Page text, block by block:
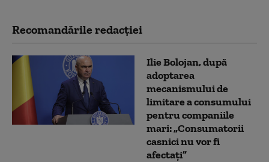
Recomandările redacţiei
Ilie Bolojan, după
adoptarea
mecanismului de
limitare a consumului
pentru companiile
mari: „Consumatorii
casnici nu vor fi
afectați”